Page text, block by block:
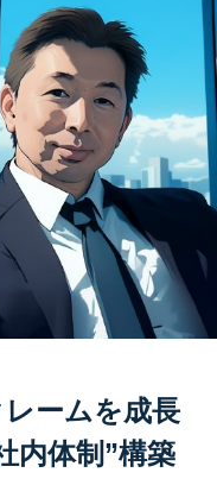
レームを成長
内体制”構築